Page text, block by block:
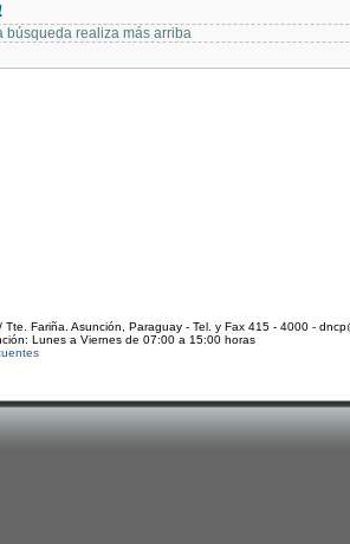
búsqueda realiza más arriba
Tte. Fariña. Asunción, Paraguay - Tel. y Fax 415 - 4000 -
Lunes a Viernes de 07:00 a 15:00 horas